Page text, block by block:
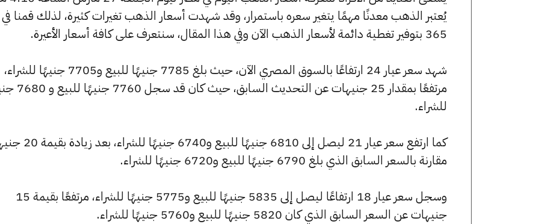
يُعتبر الذهب معدنًا مهمًا يتغير سعره باستمرار، وقد شهدت أسعار الذهب تغيرات كثيرة، لذلك قمنا
365 بتوفير تغطية دائمة لأسعار الذهب الآن وفي هذا المقال، سنتعرف على كافة أسعار الأعيرة.
شهد سعر عيار 24 ارتفاعًا بالسوق المصري الآن، حيث بلغ 7785 جنيهًا للبيع و7705 جنيهًا للشراء،
مرتفعًا بمقدار 25 جنيهات عن التحديث
للشراء.
كما ارتفع سعر عيار 21 ليصل إلى 6810 جنيهًا
مقارنة بالسعر السابق الذي بلغ 6790 جنيهًا للبيع و6720 جنيهًا للشراء.
وسجل سعر عيار 18 ارتفاعًا ليصل إلى 5835 جنيهًا للبيع و5775 جنيهًا للشراء، مرتفعًا بقيمة 15
جنيهات عن السعر السابق الذي كان 5820 جنيهًا للبيع و5760 جنيهًا للشراء.